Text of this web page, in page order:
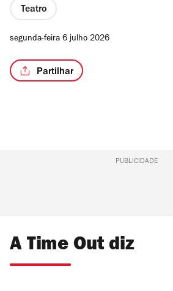
Teatro
segunda-feira 6 julho 2026
Partilhar
PUBLICIDADE
A Time Out diz